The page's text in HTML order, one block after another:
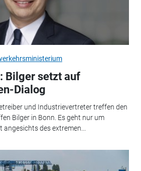
Bilger setzt auf
Dialog
und Industrievertreter treffen den
Bilger in Bonn. Es geht nur um
des extremen...